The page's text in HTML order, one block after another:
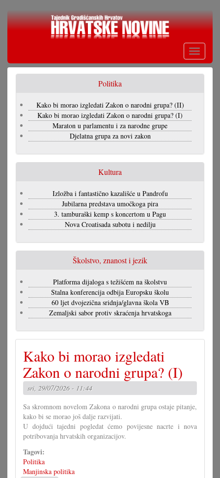
Skoči
Toggle
Politika
Kako bi morao izgledati Zakon o narodni grupa? (II)
Kako bi morao izgledati Zakon o narodni grupa? (I)
Maraton u parlamentu i za narodne grupe
Djelatna grupa za novi zakon
Kultura
Izložba i fantastično kazališće u Pandrofu
Jubilarna predstava umočkoga pira
3. tamburaški kemp s koncertom u Pagu
Nova Croatisada subotu i nedilju
Školstvo, znanost i jezik
Platforma dijaloga s težišćem na školstvu
Stalna konferencija odbija Europsku školu
60 ljet dvojezična sridnja/glavna škola VB
Zemaljski sabor protiv skraćenja hrvatskoga
Kako bi morao izgledati
Zakon o narodni grupa? (I)
sri, 29/07/2026 - 11:44
Sa skromnom novelom Zakona o narodni grupa ostaje pitanje,
kako bi se morao još dalje razvijati.
U dojdući tajedni pogledat ćemo povijesne nacrte i nova
potribovanja hrvatskih organizacijov.
Tagovi:
Politika
Manjinska politika